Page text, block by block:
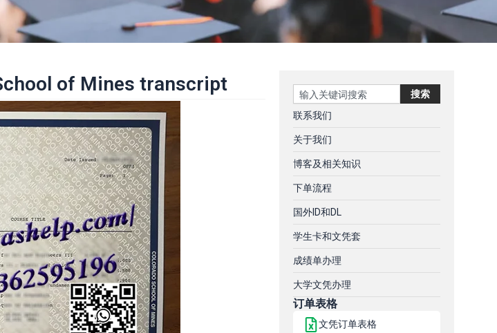
of Mines transcript Search 搜索
联系我们
关于我们
博客及相关知识
下单流程
国外ID和DL
学生卡和文凭套
成绩单办理
大学文凭办理
订单表格
文凭订单表格